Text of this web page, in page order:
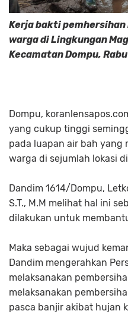
Kerja bakti
warga di Lingkungan
Kecamatan Dompu,
Dompu,
yang cukup tinggi
pada luapan air bah yang
warga di sejumlah lokasi
Dandim 1614/Dompu,
S.T., M.M melihat hal ini
dilakukan untuk
Maka sebagai wujud
Dandim mengerahkan
melaksanakan
melaksanakan
pasca banjir akibat hujan